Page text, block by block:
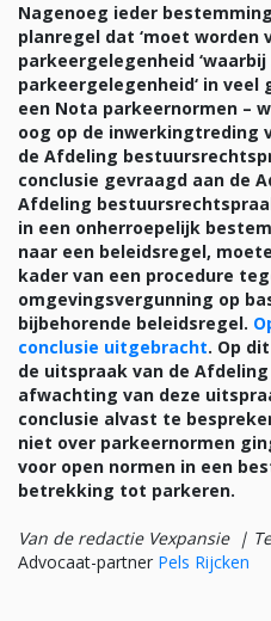
Nagenoeg ieder
planregel dat ‘moet worden
parkeergelegenheid ‘waarbij
parkeergelegenheid‘ in veel
een Nota parkeernormen –
oog op de inwerkingtreding
de Afdeling
conclusie gevraagd aan de
Afdeling
in een onherroepelijk
naar een beleidsregel,
kader van een procedure
omgevingsvergunning op
bijbehorende beleidsregel.
conclusie uitgebracht. Op
de uitspraak van de
afwachting van deze
conclusie alvast te
niet over parkeernormen
voor open normen in een
betrekking tot parkeren.
Van de redactie Vexpansie |
Advocaat-partner Pels Rijcken